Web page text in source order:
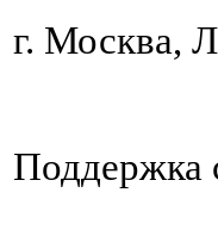
г. Москва,
Поддержка